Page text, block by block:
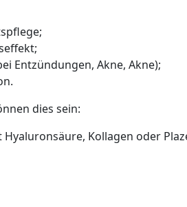
Entzündungen, Akne, Akne);
dies sein:
Hyaluronsäure, Kollagen oder